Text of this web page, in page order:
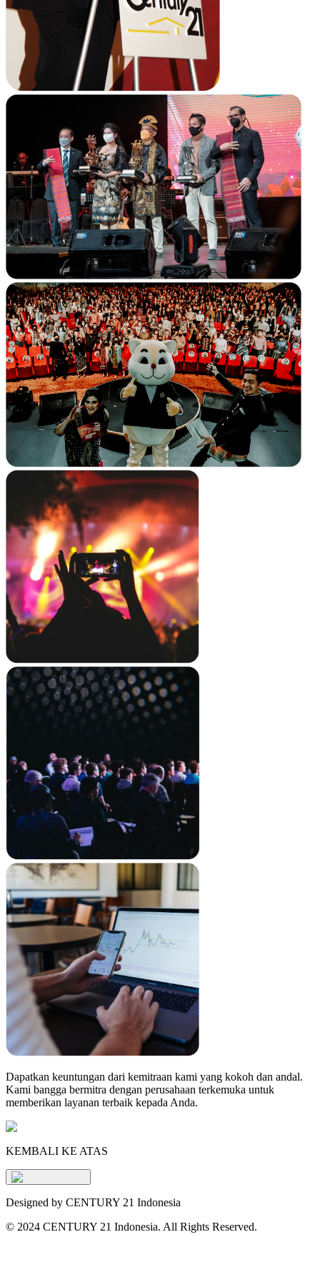
Dapatkan keuntungan dari kemitraan kami yang kokoh dan andal.
Kami bangga bermitra dengan perusahaan terkemuka untuk
memberikan layanan terbaik kepada Anda.
KEMBALI KE ATAS
Designed by CENTURY 21 Indonesia
© 2024 CENTURY 21 Indonesia. All Rights Reserved.